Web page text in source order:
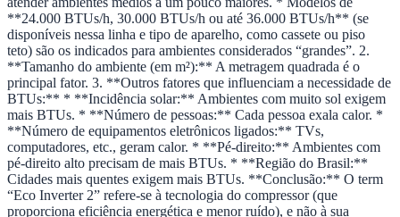
**24.000 BTUs/h, 30.000 BTUs/h ou até 36.000 BTUs/h** (se
disponíveis nessa linha e tipo de aparelho, como cassete ou piso
teto) são os indicados para ambientes considerados “grandes”. 2.
**Tamanho do ambiente (em m²):** A metragem quadrada é o
principal fator. 3. **Outros fatores que influenciam a necessidade de
BTUs:** * **Incidência solar:** Ambientes com muito sol exigem
mais BTUs. * **Número de pessoas:** Cada pessoa exala calor. *
**Número de equipamentos eletrônicos ligados:** TVs,
computadores, etc., geram calor. * **Pé-direito:** Ambientes com
pé-direito alto precisam de mais BTUs. * **Região do Brasil:**
Cidades mais quentes exigem mais BTUs. **Conclusão:** O term
“Eco Inverter 2” refere-se à tecnologia do compressor (que
proporciona eficiência energética e menor ruído), e não à sua